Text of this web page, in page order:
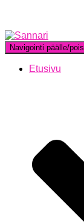
Navigointi päälle/pois
Etusivu